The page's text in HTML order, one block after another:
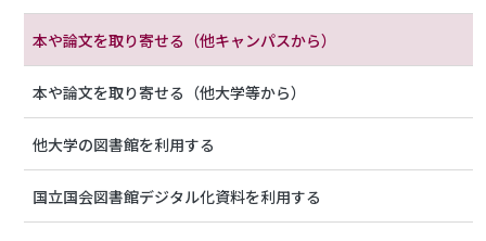
本や論文を取り寄せる（他キャンパスから）
本や論文を取り寄せる（他大学等から）
他大学の図書館を利用する
国立国会図書館デジタル化資料を利用する